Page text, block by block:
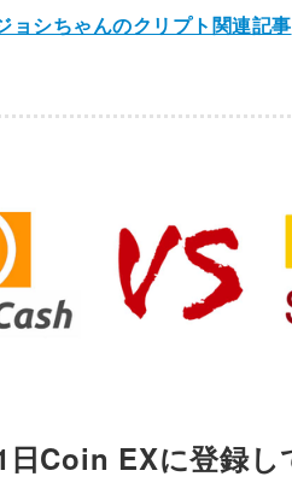
ョシちゃんのクリプト関連記事
日Coin EXに登録